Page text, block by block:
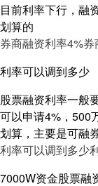
目前利率下行，融
划算的
券商融资利率4%券
利率可以调到多少
股票融资利率一般
可以申请4%，500
划算，主要是可融
利率可以调到多少
7000W资金股票融